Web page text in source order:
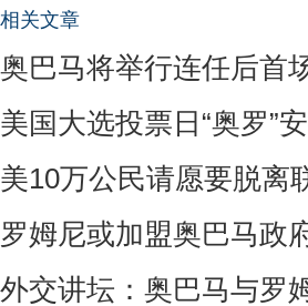
相关文章
奥巴马将举行连任后首
美国大选投票日“奥罗”
美10万公民请愿要脱离
罗姆尼或加盟奥巴马政
外交讲坛：奥巴马与罗